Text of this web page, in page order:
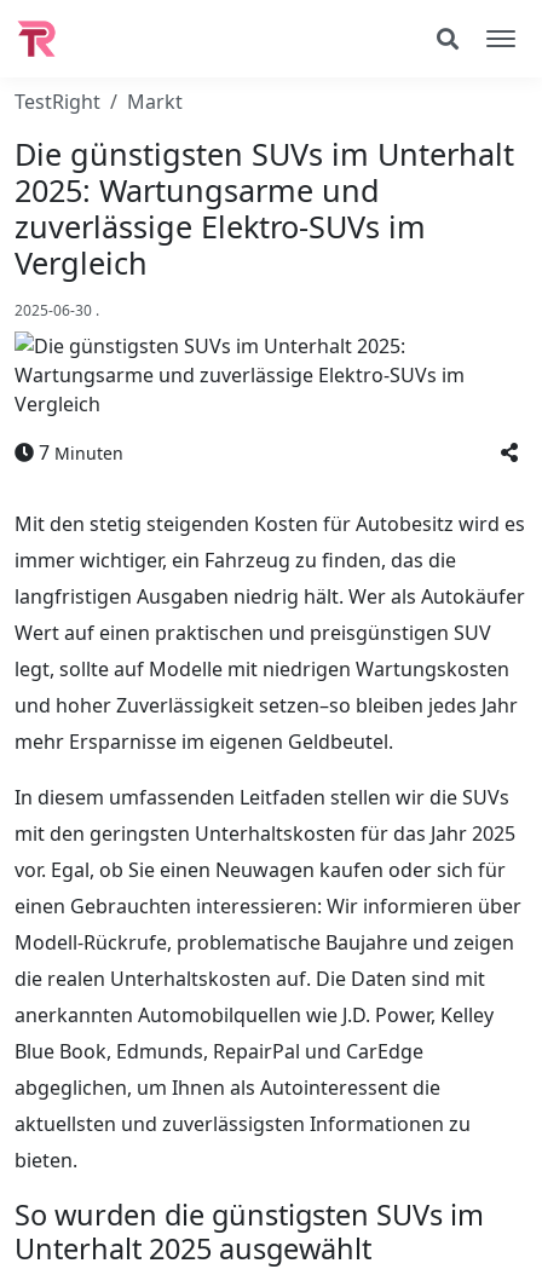
TestRight Markt
Die günstigsten SUVs im Unterhalt
2025: Wartungsarme und
zuverlässige Elektro-SUVs im
Vergleich
2025-06-30 .
7 Minuten
Mit den stetig steigenden Kosten für Autobesitz wird es
immer wichtiger, ein Fahrzeug zu finden, das die
langfristigen Ausgaben niedrig hält. Wer als Autokäufer
Wert auf einen praktischen und preisgünstigen SUV
legt, sollte auf Modelle mit niedrigen Wartungskosten
und hoher Zuverlässigkeit setzen–so bleiben jedes Jahr
mehr Ersparnisse im eigenen Geldbeutel.
In diesem umfassenden Leitfaden stellen wir die SUVs
mit den geringsten Unterhaltskosten für das Jahr 2025
vor. Egal, ob Sie einen Neuwagen kaufen oder sich für
einen Gebrauchten interessieren: Wir informieren über
Modell-Rückrufe, problematische Baujahre und zeigen
die realen Unterhaltskosten auf. Die Daten sind mit
anerkannten Automobilquellen wie J.D. Power, Kelley
Blue Book, Edmunds, RepairPal und CarEdge
abgeglichen, um Ihnen als Autointeressent die
aktuellsten und zuverlässigsten Informationen zu
bieten.
So wurden die günstigsten SUVs im
Unterhalt 2025 ausgewählt